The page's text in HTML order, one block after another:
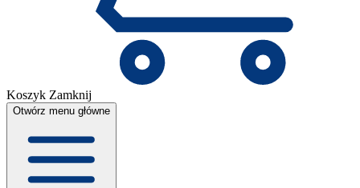
Koszyk Zamknij
Otwórz menu główne